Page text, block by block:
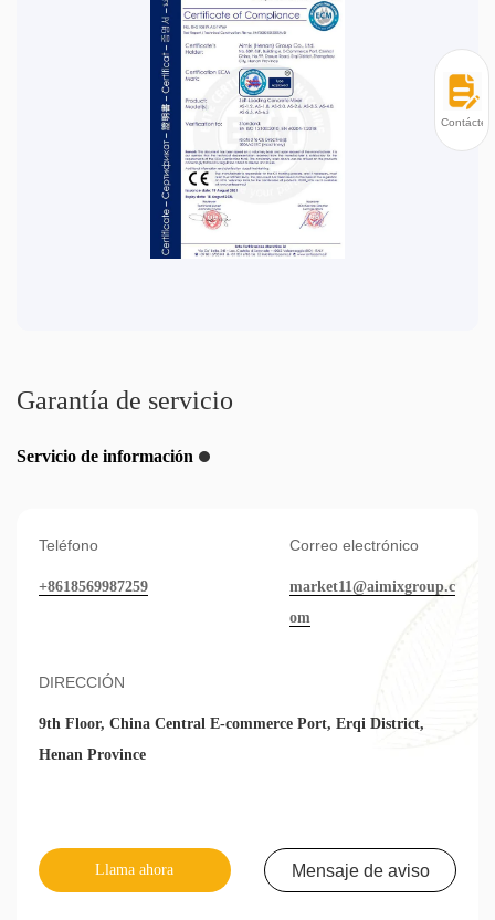
Garantía de servicio
Servicio de información
Teléfono
+8618569987259
Correo electrónico
market11@aimixgroup.c
om
DIRECCIÓN
9th Floor, China Central E-commerce Port, Erqi District,
Henan Province
Llama ahora Mensaje de aviso